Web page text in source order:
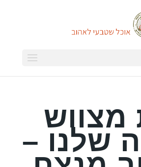
מצווש
שלנו –